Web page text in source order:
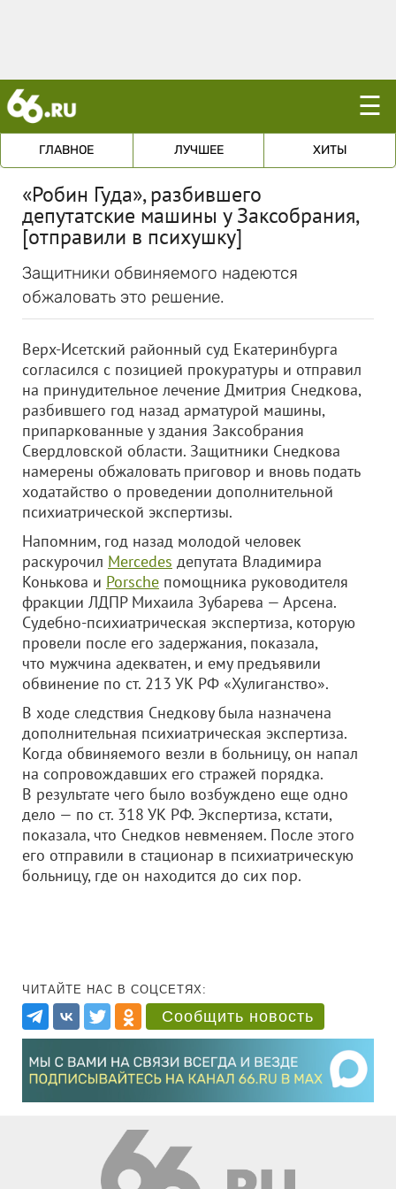
☰
ГЛАВНОЕ ЛУЧШЕЕ ХИТЫ
«Робин Гуда», разбившего
депутатские машины у Заксобрания,
[отправили в психушку]
Защитники обвиняемого надеются
обжаловать это решение.
Верх-Исетский районный суд Екатеринбурга
согласился с позицией прокуратуры и отправил
на принудительное лечение Дмитрия Снедкова,
разбившего год назад арматурой машины,
припаркованные у здания Заксобрания
Свердловской области. Защитники Снедкова
намерены обжаловать приговор и вновь подать
ходатайство о проведении дополнительной
психиатрической экспертизы.
Напомним, год назад молодой человек
раскурочил Mercedes депутата Владимира
Конькова и Porsche помощника руководителя
фракции ЛДПР Михаила Зубарева — Арсена.
Судебно-психиатрическая экспертиза, которую
провели после его задержания, показала,
что мужчина адекватен, и ему предъявили
обвинение по ст. 213 УК РФ «Хулиганство».
В ходе следствия Снедкову была назначена
дополнительная психиатрическая экспертиза.
Когда обвиняемого везли в больницу, он напал
на сопровождавших его стражей порядка.
В результате чего было возбуждено еще одно
дело — по ст. 318 УК РФ. Экспертиза, кстати,
показала, что Снедков невменяем. После этого
его отправили в стационар в психиатрическую
больницу, где он находится до сих пор.
ЧИТАЙТЕ НАС В СОЦСЕТЯХ:
Сообщить новость